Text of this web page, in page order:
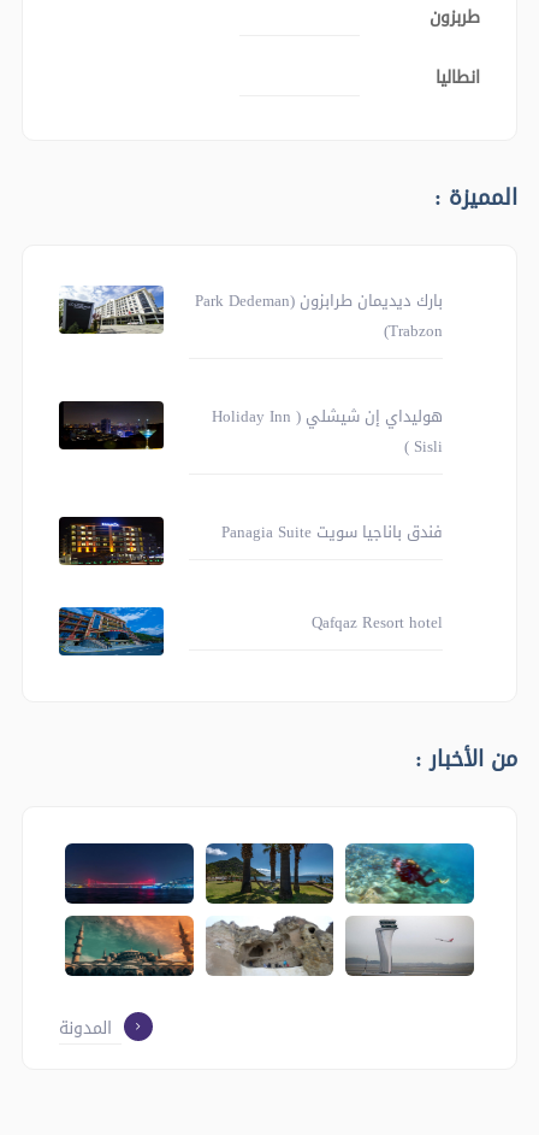
طربزون
انطاليا
المميزة :
بارك ديديمان طرابزون (Park Dedeman
Trabzon)
هوليداي إن شيشلي ( Holiday Inn
Sisli )
فندق باناجيا سويت Panagia Suite
Qafqaz Resort hotel
من الأخبار :
المدونة